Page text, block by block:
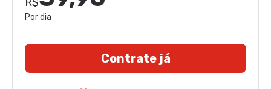
Por dia
Contrate já